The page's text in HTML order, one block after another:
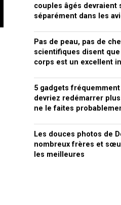
couples âgés devraient
séparément dans les
Pas de peau, pas de
scientifiques disent
corps est un excellent
5 gadgets
devriez redémarrer
ne le faites
Les douces photos de
nombreux frères et
les meilleures